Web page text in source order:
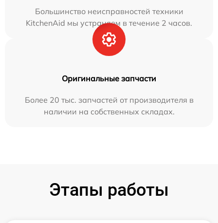
Большинство неисправностей техники
KitchenAid мы устраняем в течение 2 часов.
Оригинальные запчасти
Более 20 тыс. запчастей от производителя в
наличии на собственных складах.
Этапы работы